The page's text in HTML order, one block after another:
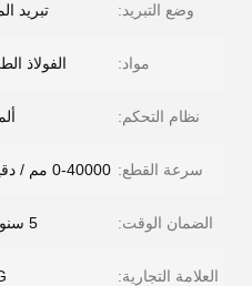
وضع التبريد: تبريد
مواد: الفولاذ
نظام التحكم:
سرعة القطع: 0-40000 مم / دقيقة
الضمان الوقت: 5 سنوات
العلامة التجارية: